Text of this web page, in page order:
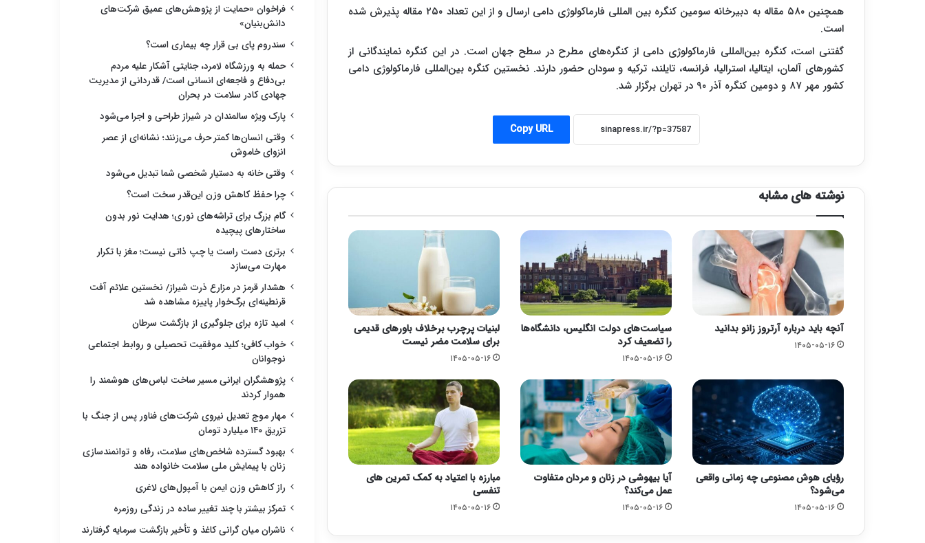
همچنین ۵۸۰ مقاله به دبیرخانه سومین کنگره بین المللی فارماکولوژی دامی ارسال و از این تعداد ۲۵۰ مقاله پذیرش شده
است.
گفتنی است، کنگره بین‌المللی فارماکولوژی دامی از کنگره‌های مطرح در سطح جهان است. در این کنگره نمایندگانی از
کشورهای آلمان، ایتالیا، استرالیا، فرانسه، تایلند، ترکیه و سودان حضور دارند. نخستین کنگره بین‌المللی فارماکولوژی دامی
کشور مهر ۸۷ و دومین کنگره آذر ۹۰ در تهران برگزار شد.
Copy URL
نوشته های مشابه
آنچه باید درباره آرتروز زانو بدانید
۱۴۰۵-۰۵-۱۶
سیاست‌های دولت انگلیس، دانشگاه‌ها
را تضعیف کرد
۱۴۰۵-۰۵-۱۶
لبنیات پرچرب برخلاف باورهای قدیمی
برای سلامت مضر نیست
۱۴۰۵-۰۵-۱۶
رؤیای هوش مصنوعی چه زمانی واقعی
می‌شود؟
۱۴۰۵-۰۵-۱۶
آیا بیهوشی در زنان و مردان متفاوت
عمل می‌کند؟
۱۴۰۵-۰۵-۱۶
مبارزه با اعتیاد به کمک تمرین های
تنفسی
۱۴۰۵-۰۵-۱۶
فراخوان «حمایت از پژوهش‌های عمیق شرکت‌های
دانش‌بنیان»
سندروم پای بی قرار چه بیماری است؟
حمله به ورزشگاه لامرد، جنایتی آشکار علیه مردم
بی‌دفاع و فاجعه‌ای انسانی است/ قدردانی از مدیریت
جهادی کادر سلامت در بحران
پارک ویژه سالمندان در شیراز طراحی و اجرا می‌شود
وقتی انسان‌ها کمتر حرف می‌زنند؛ نشانه‌ای از عصر
انزوای خاموش
وقتی خانه به دستیار شخصی شما تبدیل می‌شود
چرا حفظ کاهش وزن این‌قدر سخت است؟
گام بزرگ برای تراشه‌های نوری؛ هدایت نور بدون
ساختارهای پیچیده
برتری دست راست یا چپ ذاتی نیست؛ مغز با تکرار
مهارت می‌سازد
هشدار قرمز در مزارع ذرت شیراز/ نخستین علائم آفت
قرنطینه‌ای برگ‌خوار پاییزه مشاهده شد
امید تازه برای جلوگیری از بازگشت سرطان
خواب کافی؛ کلید موفقیت تحصیلی و روابط اجتماعی
نوجوانان
پژوهشگران ایرانی مسیر ساخت لباس‌های هوشمند را
هموار کردند
مهار موج تعدیل نیروی شرکت‌های فناور پس از جنگ با
تزریق ۱۴۰ میلیارد تومان
بهبود گسترده شاخص‌های سلامت، رفاه و توانمندسازی
زنان با پیمایش ملی سلامت خانواده هند
راز کاهش وزن ایمن با آمپول‌های لاغری
تمرکز بیشتر با چند تغییر ساده در زندگی روزمره
ناشران میان گرانی کاغذ و تأخیر بازگشت سرمایه گرفتارند